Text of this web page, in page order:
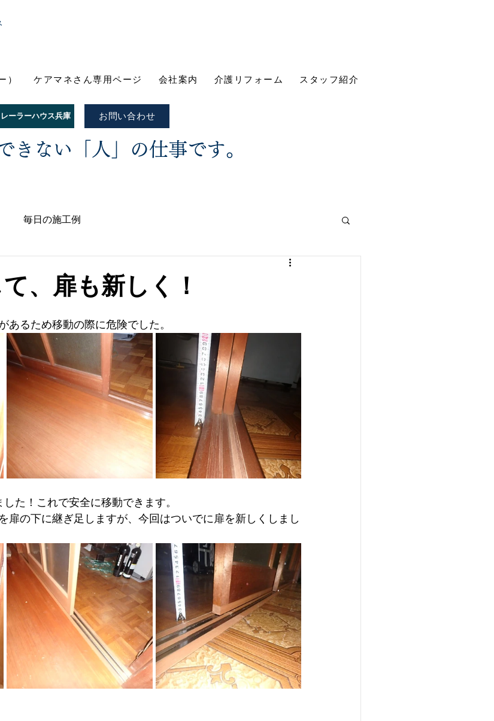
） ケアマネさん専用ページ 会社案内 介護リフォーム スタッフ紹介
レーラーハウス兵庫 お問い合わせ
ない「人」の仕事です。
毎日の施工例
、扉も新しく！
あるため移動の際に危険でした。
た！これで安全に移動できます。
扉の下に継ぎ足しますが、今回はついでに扉を新しくしまし